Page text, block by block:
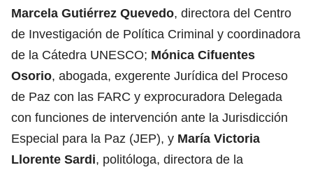
Marcela Gutiérrez Quevedo, directora del Centro
de Investigación de Política Criminal y coordinadora
de la Cátedra UNESCO; Mónica Cifuentes
Osorio, abogada, exgerente Jurídica del Proceso
de Paz con las FARC y exprocuradora Delegada
con funciones de intervención ante la Jurisdicción
Especial para la Paz (JEP), y María Victoria
Llorente Sardi, politóloga, directora de la